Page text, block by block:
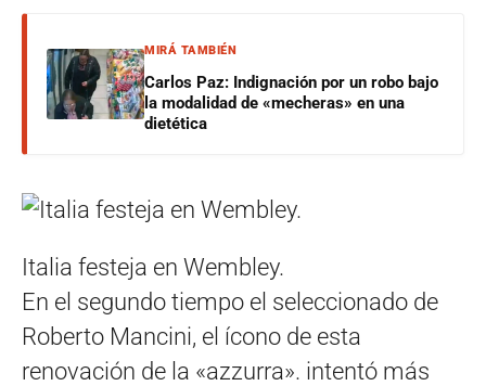
MIRÁ TAMBIÉN
Carlos Paz: Indignación por un robo bajo
la modalidad de «mecheras» en una
dietética
Italia festeja en Wembley.
En el segundo tiempo el seleccionado de
Roberto Mancini, el ícono de esta
renovación de la «azzurra». intentó más